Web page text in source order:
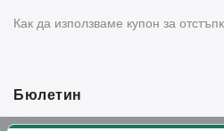
Как да използваме купон за
Бюлетин